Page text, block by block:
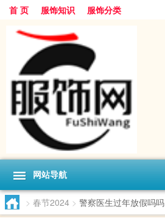
首 页 服饰知识 服饰分类
网站导航
> 春节2024 > 警察医生过年放假吗吗